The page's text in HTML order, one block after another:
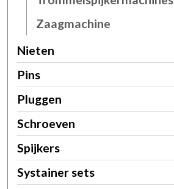
Zaagmachine
Nieten
Pins
Pluggen
Schroeven
Spijkers
Systainer sets